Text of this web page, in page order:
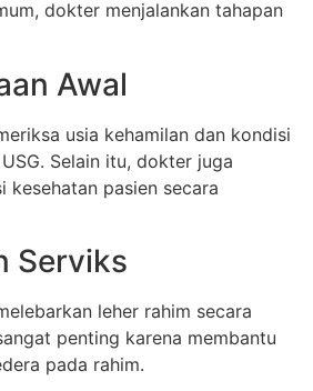
dokter menjalankan tahapan
Awal
usia kehamilan dan kondisi
Selain itu, dokter juga
kesehatan pasien secara
Serviks
leher rahim secara
penting karena membantu
pada rahim.